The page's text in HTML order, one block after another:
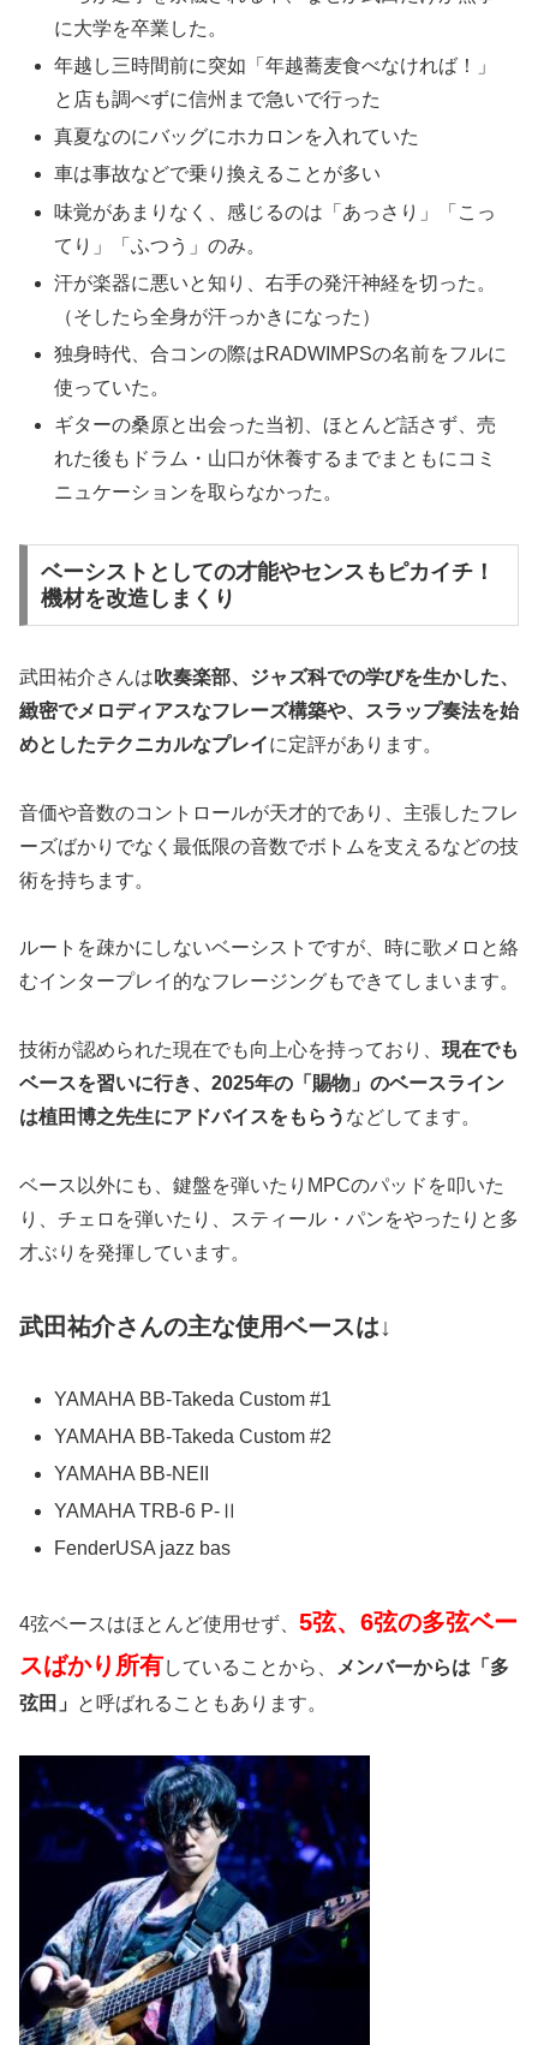
に大学を卒業した。
年越し三時間前に突如「年越蕎麦食べなければ！」
と店も調べずに信州まで急いで行った
真夏なのにバッグにホカロンを入れていた
車は事故などで乗り換えることが多い
味覚があまりなく、感じるのは「あっさり」「こっ
てり」「ふつう」のみ。
汗が楽器に悪いと知り、右手の発汗神経を切った。
（そしたら全身が汗っかきになった）
独身時代、合コンの際はRADWIMPSの名前をフルに
使っていた。
ギターの桑原と出会った当初、ほとんど話さず、売
れた後もドラム・山口が休養するまでまともにコミ
ニュケーションを取らなかった。
ベーシストとしての才能やセンスもピカイチ！
機材を改造しまくり
武田祐介さんは吹奏楽部、ジャズ科での学びを生かした、
緻密でメロディアスなフレーズ構築や、スラップ奏法を始
めとしたテクニカルなプレイに定評があります。
音価や音数のコントロールが天才的であり、主張したフレ
ーズばかりでなく最低限の音数でボトムを支えるなどの技
術を持ちます。
ルートを疎かにしないベーシストですが、時に歌メロと絡
むインタープレイ的なフレージングもできてしまいます。
技術が認められた現在でも向上心を持っており、 現在でも
ベースを習いに行き、 2025年の 「賜物」のベースライン
は植田博之先生にアドバイスをもらう などしてます。
ベース以外にも、鍵盤を弾いたりMPCのパッドを叩いた
り、チェロを弾いたり、スティール・パンをやったりと多
才ぶりを発揮しています。
武田祐介さんの主な使用ベースは↓
YAMAHA BB-Takeda Custom #1
YAMAHA BB-Takeda Custom #2
YAMAHA BB-NEII
YAMAHA TRB-6 P-Ⅱ
FenderUSA jazz bas
4弦ベースはほとんど使用せず、 5弦、6弦の多弦ベー
スばかり所有していることから、
メンバーからは「多
弦田」
と呼ばれることもあります。